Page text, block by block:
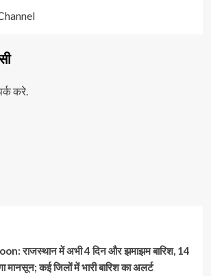
करे.
राजस्थान में अभी 4 दिन और झमाझम बारिश, 14
कई जिलों में भारी बारिश का अलर्ट